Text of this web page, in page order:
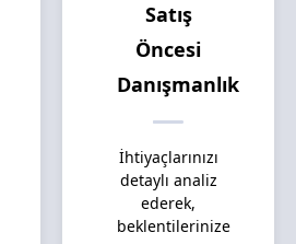
Satış
Öncesi
Danışmanlık
İhtiyaçlarınızı
detaylı analiz
ederek,
beklentilerinize